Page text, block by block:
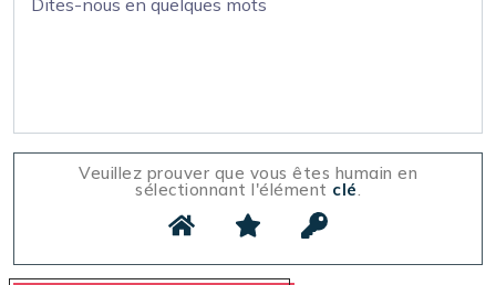
Veuillez prouver que vous êtes humain en
sélectionnant l'élément clé.